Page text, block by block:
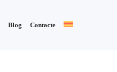
Blog Contacte